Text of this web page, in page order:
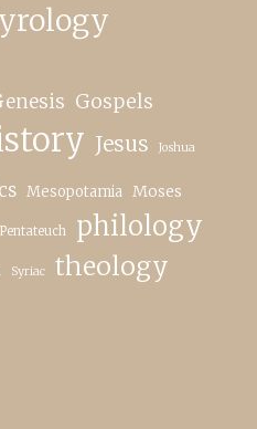
Gospels
Jesus Joshua
Mesopotamia Moses
Pentateuch philology
Syriac theology